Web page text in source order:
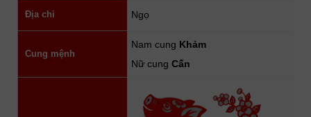
Địa chi Ngọ
Cung mệnh
Nam cung Khảm
Nữ cung Cấn